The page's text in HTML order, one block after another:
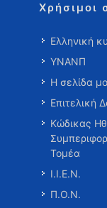
Χρήσιμοι
Ελληνική
ΥΝΑΝΠ
Η σελίδα
Επιτελική
Κώδικας
Τομέα
Ι.Ι.Ε.Ν.
Π.Ο.Ν.